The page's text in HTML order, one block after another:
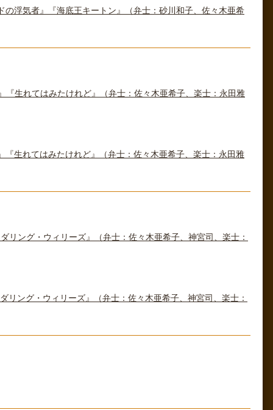
浮気者』『海底王キートン』（弁士：砂川和子、佐々木亜希
生れてはみたけれど』（弁士：佐々木亜希子、楽士：永田雅
生れてはみたけれど』（弁士：佐々木亜希子、楽士：永田雅
ング・ウィリーズ』（弁士：佐々木亜希子、神宮司、楽士：
ング・ウィリーズ』（弁士：佐々木亜希子、神宮司、楽士：